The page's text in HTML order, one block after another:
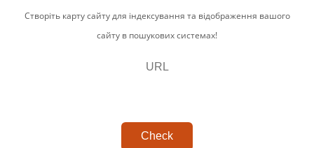
Створіть карту сайту для індексування та відображення вашого
сайту в пошукових системах!
Check